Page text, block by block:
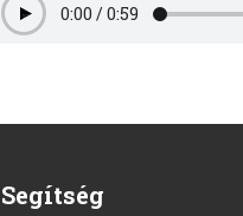
Play0:00 /0:59
Segítség